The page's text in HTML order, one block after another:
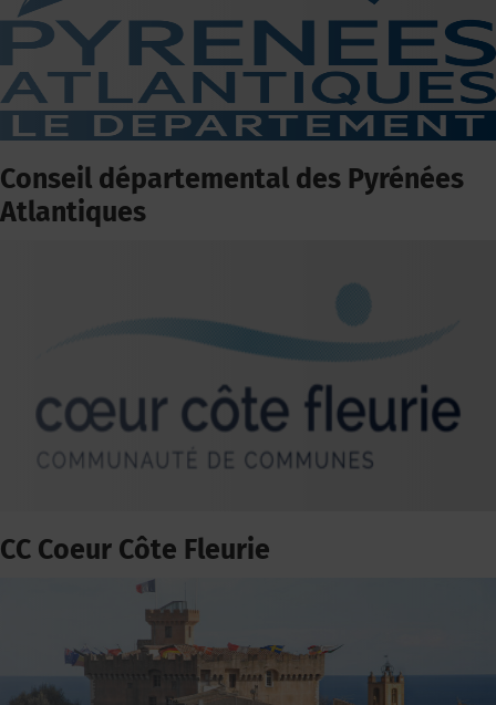
Conseil départemental des Pyrénées
Atlantiques
CC Coeur Côte Fleurie